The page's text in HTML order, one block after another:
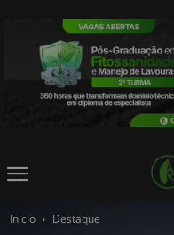
Início Destaque